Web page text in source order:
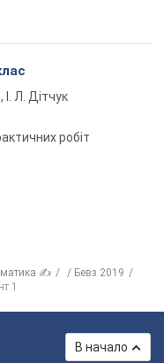
Л. Дітчук
робіт
✍
Бевз 2019
1
В начало